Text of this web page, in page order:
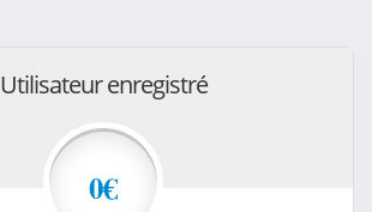
Utilisateur enregistré
0€